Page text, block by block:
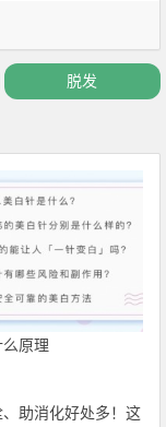
脱发
原理
助消化好处多！这